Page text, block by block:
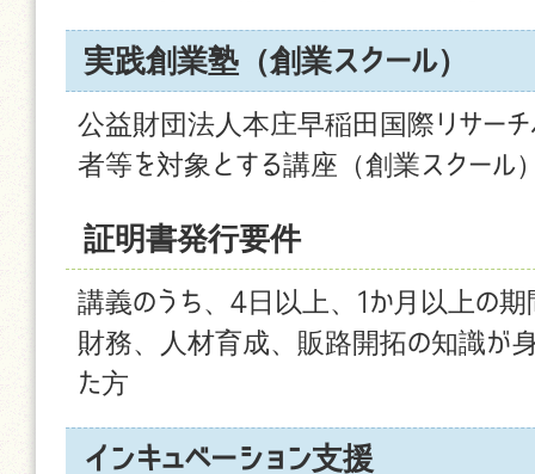
実践創業塾（創業スクール）
公益財団法人本庄早稲田国際リサー
者等を対象とする講座（創業スクール
証明書発行要件
講義のうち、4日以上、1か月以上の期
財務、人材育成、販路開拓の知識が
た方
インキュベーション支援